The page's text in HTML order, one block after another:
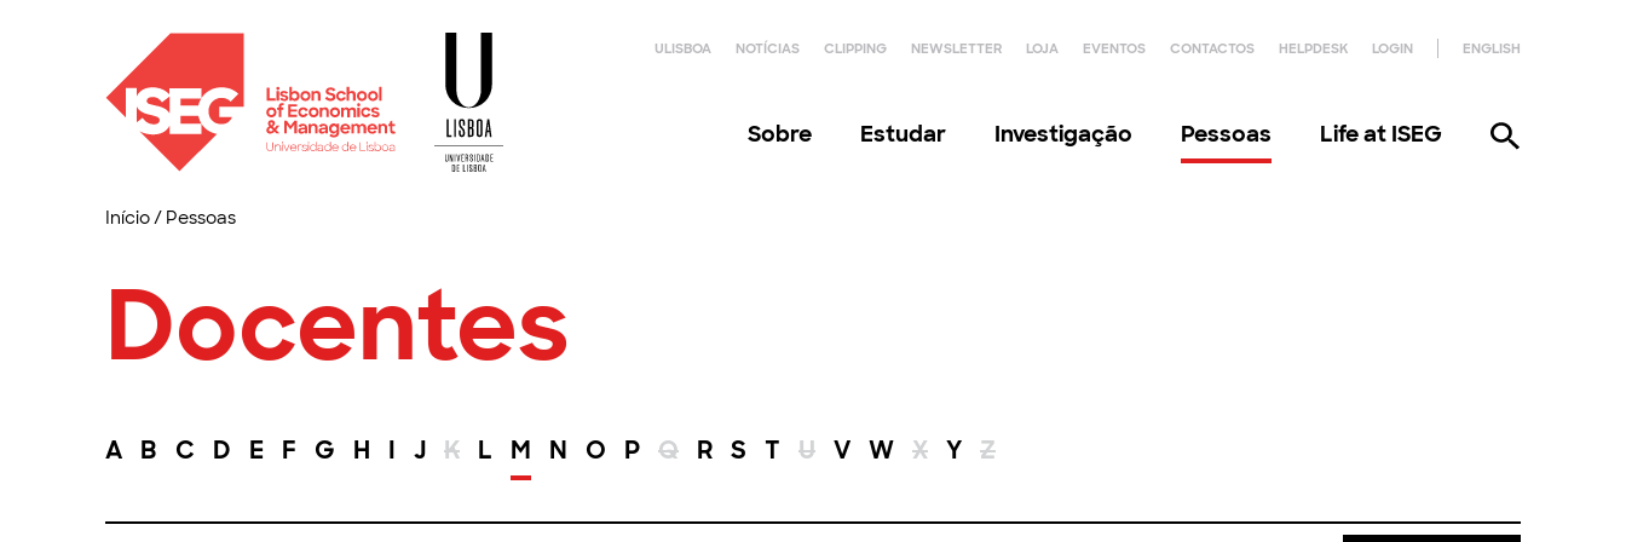
ULISBOA NOTÍCIAS CLIPPING NEWSLETTER LOJA EVENTOS CONTACTOS HELPDESK LOGIN ENGLISH
Sobre Estudar Investigação Pessoas Life at ISEG
Início/ Pessoas
Docentes
A B C D E F G H I J K L M N O P Q R S T U V W X Y Z